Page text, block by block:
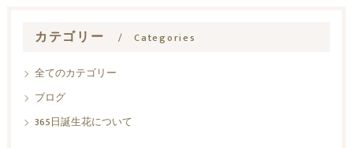
カテゴリー Categories
全てのカテゴリー
ブログ
365日誕生花について